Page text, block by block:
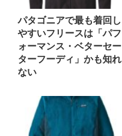
パタゴニアで最も着回し
やすいフリースは「パフ
ォーマンス・ベターセー
ターフーディ」かも知れ
ない